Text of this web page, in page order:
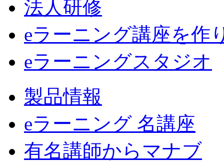
法人研修
eラーニング講座を作
eラーニングスタジオ
製品情報
eラーニング 名講座
有名講師からマナブ